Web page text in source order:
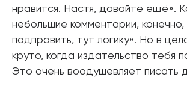
нравится. Настя, давайте ещё».
небольшие комментарии,
подправить, тут логику». Но в
круто, когда издательство тебя
Это очень воодушевляет писать